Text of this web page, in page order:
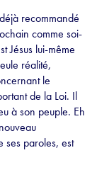
recommandé
comme soi-
Jésus lui-même
réalité,
le
de la Loi. Il
à son peuple. Eh
ses paroles, est